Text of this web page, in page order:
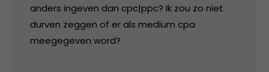
anders ingeven dan cpc|ppc? Ik zou zo niet
durven zeggen of er als medium cpa
meegegeven word?